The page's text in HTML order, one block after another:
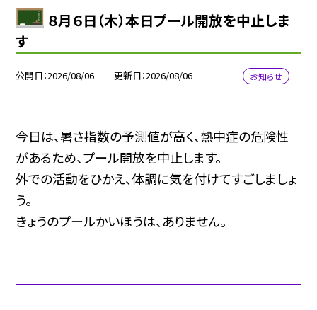
８月６日（木）本日プール開放を中止しま
す
公開日 2026/08/06 更新日 2026/08/06 お知らせ
今日は、暑さ指数の予測値が高く、熱中症の危険性
があるため、プール開放を中止します。
外での活動をひかえ、体調に気を付けてすごしましょ
う。
きょうのプールかいほうは、ありません。